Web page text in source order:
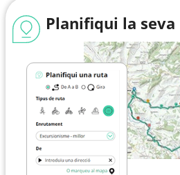
Planifiqui la